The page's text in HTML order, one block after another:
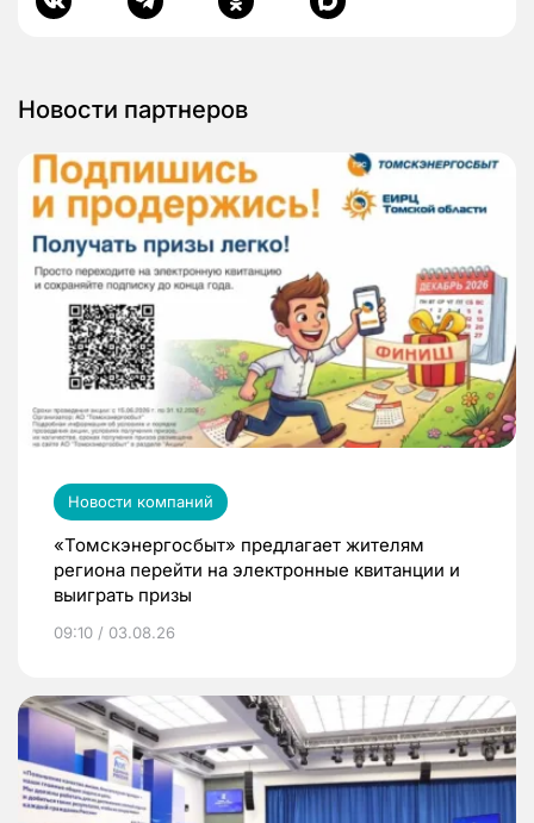
Новости партнеров
Новости компаний
«Томскэнергосбыт» предлагает жителям
региона перейти на электронные квитанции и
выиграть призы
09:10 / 03.08.26